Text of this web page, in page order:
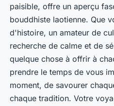
paisible, offre un aperçu
bouddhiste laotienne. Que
d'histoire, un amateur de
recherche de calme et de
quelque chose à offrir à
prendre le temps de vous
moment, de savourer
chaque tradition. Votre